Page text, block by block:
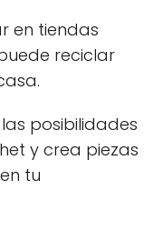
en tiendas
reciclar
posibilidades
y crea piezas
tu